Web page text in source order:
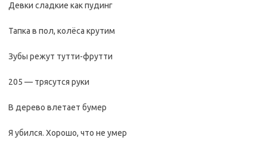
Девки сладкие как пудинг
Тапка в пол, колёса крутим
Зубы режут тутти-фрутти
205 — трясутся руки
В дерево влетает бумер
Я убился. Хорошо, что не умер